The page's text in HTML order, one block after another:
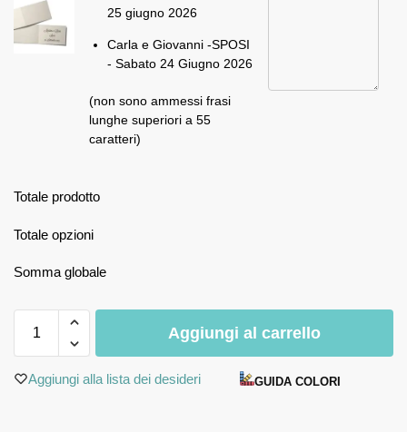
25 giugno 2026
Carla e Giovanni -SPOSI
- Sabato 24 Giugno 2026
(non sono ammessi frasi
lunghe superiori a 55
caratteri)
Totale prodotto
Totale opzioni
Somma globale
Aggiungi al carrello
Aggiungi alla lista dei desideri GUIDA COLORI